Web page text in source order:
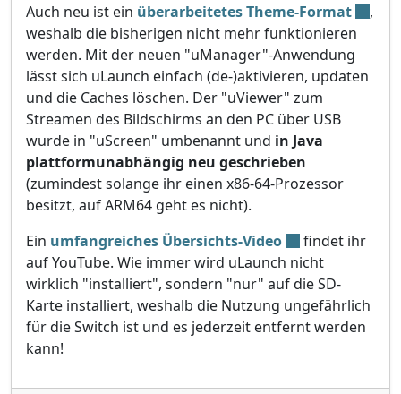
Auch neu ist ein überarbeitetes Theme-Format
,
weshalb die bisherigen nicht mehr funktionieren
werden. Mit der neuen "uManager"-Anwendung
lässt sich uLaunch einfach (de-)aktivieren, updaten
und die Caches löschen. Der "uViewer" zum
Streamen des Bildschirms an den PC über USB
wurde in "uScreen" umbenannt und in Java
plattformunabhängig neu geschrieben
(zumindest solange ihr einen x86-64-Prozessor
besitzt, auf ARM64 geht es nicht).
Ein umfangreiches Übersichts-Video
findet ihr
auf YouTube. Wie immer wird uLaunch nicht
wirklich "installiert", sondern "nur" auf die SD-
Karte installiert, weshalb die Nutzung ungefährlich
für die Switch ist und es jederzeit entfernt werden
kann!